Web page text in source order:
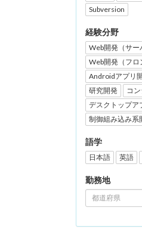
Subversion
経験分野
Web開発（サー
Web開発（フロ
Androidアプリ
研究開発
コ
デスクトップア
制御組み込み系
語学
日本語 英語
勤務地
都道府県